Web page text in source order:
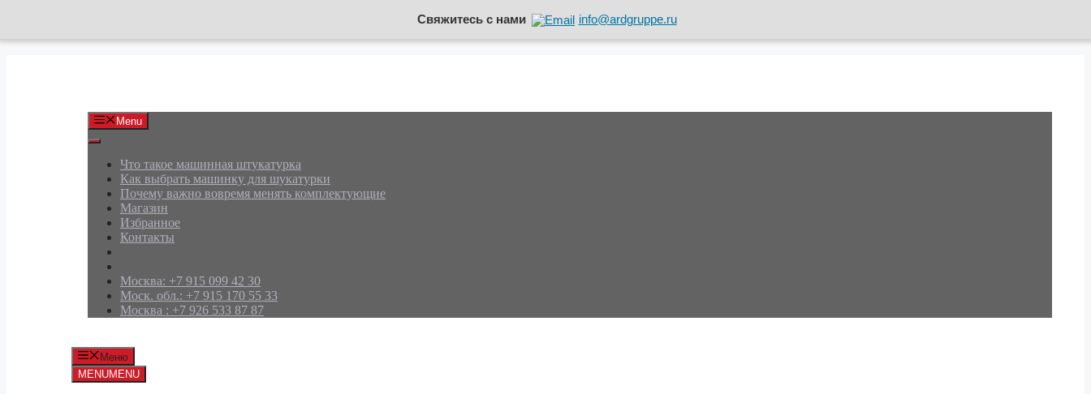
Свяжитесь с нами info@ardgruppe.ru
Menu
Что такое машинная штукатурка
Как выбрать машинку для шукатурки
Почему важно вовремя менять комплектующие
Магазин
Избранное
Контакты
Москва: +7 915 099 42 30
Моск. обл.: +7 915 170 55 33
Москва : +7 926 533 87 87
Меню
MENUMENU